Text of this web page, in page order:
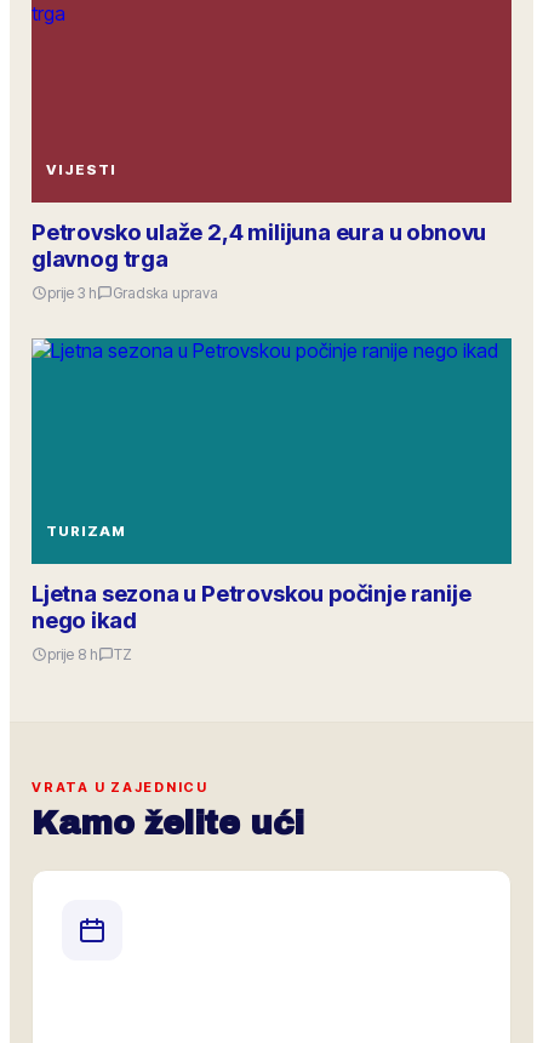
VIJESTI
Petrovsko ulaže 2,4 milijuna eura u obnovu
glavnog trga
prije 3 h Gradska uprava
TURIZAM
Ljetna sezona u Petrovskou počinje ranije
nego ikad
prije 8 h TZ
VRATA U ZAJEDNICU
Kamo želite ući